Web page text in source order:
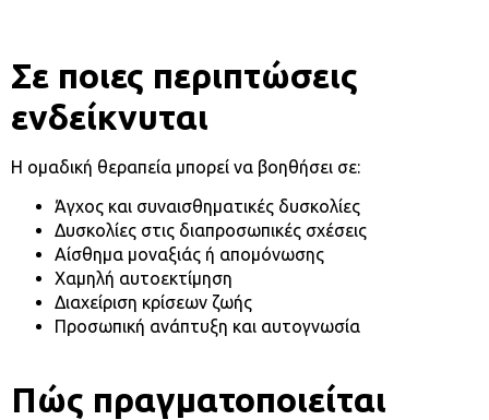
Σε ποιες περιπτώσεις
ενδείκνυται
Η ομαδική θεραπεία μπορεί να βοηθήσει σε:
Άγχος και συναισθηματικές δυσκολίες
Δυσκολίες στις διαπροσωπικές σχέσεις
Αίσθημα μοναξιάς ή απομόνωσης
Χαμηλή αυτοεκτίμηση
Διαχείριση κρίσεων ζωής
Προσωπική ανάπτυξη και αυτογνωσία
Πώς πραγματοποιείται